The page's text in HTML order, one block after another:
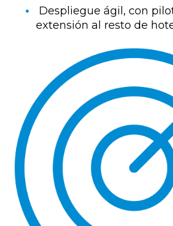
Despliegue ágil, con
extensión al resto de